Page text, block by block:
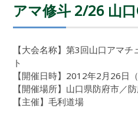
アマ修斗 2/26 山
【大会名称】第3回山口アマ
ト
【開催日時】2012年2月26日（
【開催場所】山口県防府市／
【主催】毛利道場